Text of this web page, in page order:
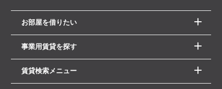
お部屋を借りたい
事業用賃貸を探す
賃貸検索メニュー